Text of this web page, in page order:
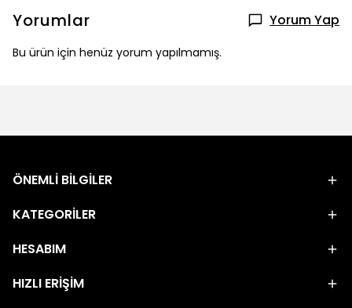
Yorumlar Yorum Yap
Bu ürün için henüz yorum yapılmamış.
ÖNEMLİ BİLGİLER
KATEGORİLER
HESABIM
HIZLI ERİŞİM